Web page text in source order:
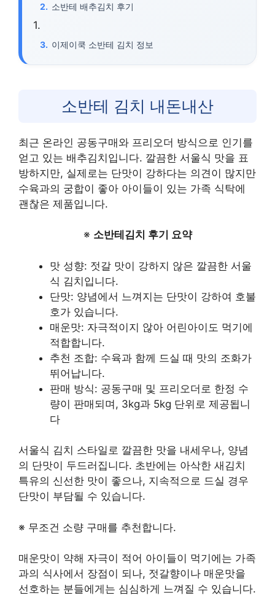
소반테 배추김치 후기
이제이쿡 소반테 김치 정보
소반테 김치 내돈내산
최근 온라인 공동구매와 프리오더 방식으로 인기를
얻고 있는 배추김치입니다. 깔끔한 서울식 맛을 표
방하지만, 실제로는 단맛이 강하다는 의견이 많지만
수육과의 궁합이 좋아 아이들이 있는 가족 식탁에
괜찮은 제품입니다.
※ 소반테김치 후기 요약
맛 성향: 젓갈 맛이 강하지 않은 깔끔한 서울
식 김치입니다.
단맛: 양념에서 느껴지는 단맛이 강하여 호불
호가 있습니다.
매운맛: 자극적이지 않아 어린아이도 먹기에
적합합니다.
추천 조합: 수육과 함께 드실 때 맛의 조화가
뛰어납니다.
판매 방식: 공동구매 및 프리오더로 한정 수
량이 판매되며, 3kg과 5kg 단위로 제공됩니
다
서울식 김치 스타일로 깔끔한 맛을 내세우나, 양념
의 단맛이 두드러집니다. 초반에는 아삭한 새김치
특유의 신선한 맛이 좋으나, 지속적으로 드실 경우
단맛이 부담될 수 있습니다.
※ 무조건 소량 구매를 추천합니다.
매운맛이 약해 자극이 적어 아이들이 먹기에는 가족
과의 식사에서 장점이 되나, 젓갈향이나 매운맛을
선호하는 분들에게는 심심하게 느껴질 수 있습니다.